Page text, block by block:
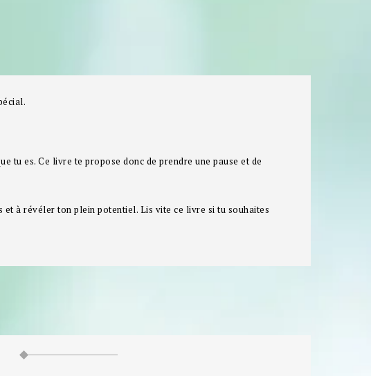
tu es. Ce livre te propose donc de prendre une pause et de
à révéler ton plein potentiel. Lis vite ce livre si tu souhaites